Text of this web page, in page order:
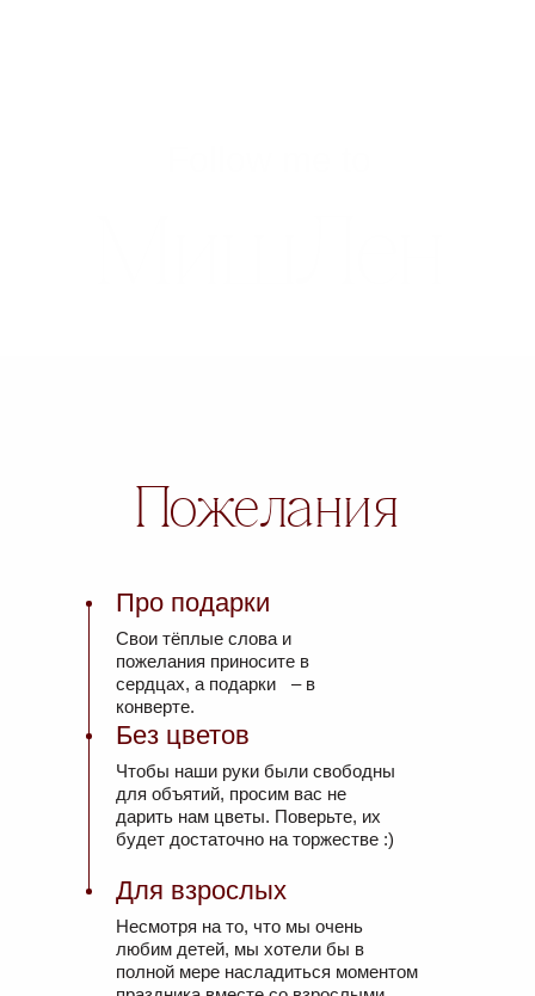
Пожелания
Про подарки
Свои тёплые слова и
пожелания приносите в
сердцах, а подарки – в
конверте.
Без цветов
Чтобы наши руки были свободны
для объятий, просим вас не
дарить нам цветы. Поверьте, их
будет достаточно на торжестве :)
Для взрослых
Несмотря на то, что мы очень
любим детей, мы хотели бы в
полной мере насладиться моментом